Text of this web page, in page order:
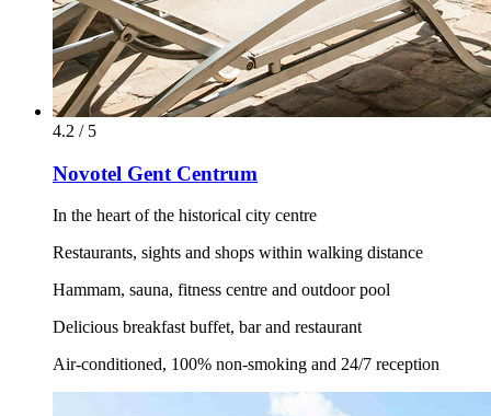
4.2 / 5
Novotel Gent Centrum
In the heart of the historical city centre
Restaurants, sights and shops within walking distance
Hammam, sauna, fitness centre and outdoor pool
Delicious breakfast buffet, bar and restaurant
Air-conditioned, 100% non-smoking and 24/7 reception